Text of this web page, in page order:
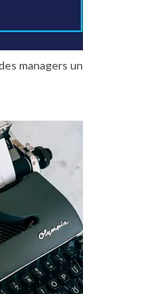
managers un